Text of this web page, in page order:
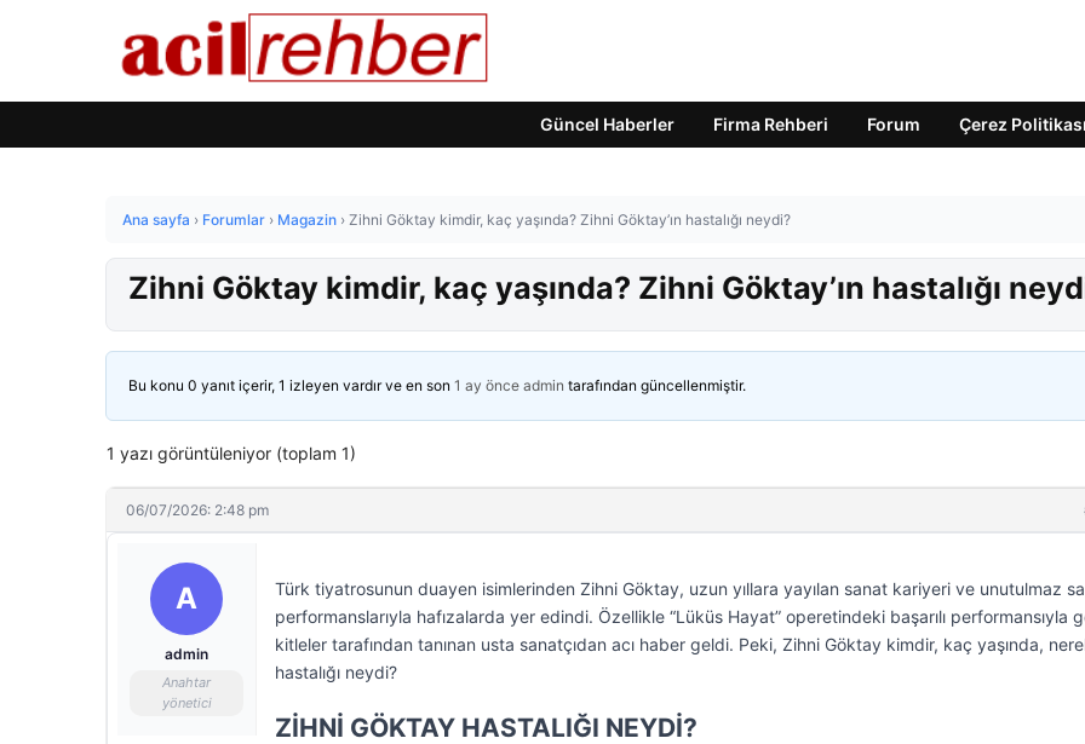
Güncel Haberler Firma Rehberi Forum Çerez Politikası
Ana sayfa › Forumlar › Magazin › Zihni Göktay kimdir, kaç yaşında? Zihni Göktay’ın hastalığı neydi?
Zihni Göktay kimdir, kaç yaşında? Zihni Göktay’ın hastalığı
Bu konu 0 yanıt içerir, 1 izleyen vardır ve en son 1 ay önce admin tarafından güncellenmiştir.
1 yazı görüntüleniyor (toplam 1)
06/07/2026: 2:48 pm
A
admin
Anahtar
yönetici
Türk tiyatrosunun duayen isimlerinden Zihni Göktay, uzun yıllara yayılan sanat kariyeri ve unutulmaz
performanslarıyla hafızalarda yer edindi. Özellikle “Lüküs Hayat” operetindeki başarılı performansıyla
kitleler tarafından tanınan usta sanatçıdan acı haber geldi. Peki, Zihni Göktay kimdir, kaç yaşında,
hastalığı neydi?
ZİHNİ GÖKTAY HASTALIĞI NEYDİ?